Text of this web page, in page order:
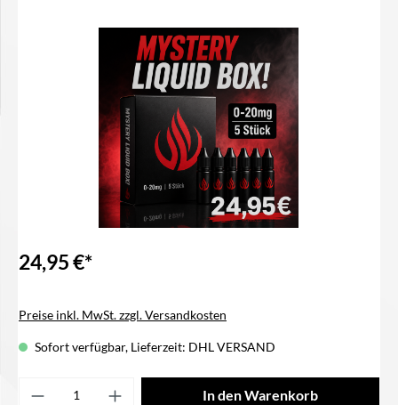
Bildergalerie überspringen
24,95 €*
Preise inkl. MwSt. zzgl. Versandkosten
Sofort verfügbar, Lieferzeit: DHL VERSAND
Produkt Anzahl: Gib den gewünschten
In den Warenkorb